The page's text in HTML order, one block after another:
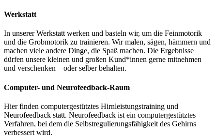
Werkstatt
In unserer Werkstatt werken und basteln wir, um die Feinmotorik
und die Grobmotorik zu trainieren. Wir malen, sägen, hämmern und
machen viele andere Dinge, die Spaß machen. Die Ergebnisse
dürfen unsere kleinen und großen Kund*innen gerne mitnehmen
und verschenken – oder selber behalten.
Computer- und Neurofeedback-Raum
Hier finden computergestütztes Hirnleistungstraining und
Neurofeedback statt. Neurofeedback ist ein computergestütztes
Verfahren, bei dem die Selbstregulierungsfähigkeit des Gehirns
verbessert wird.